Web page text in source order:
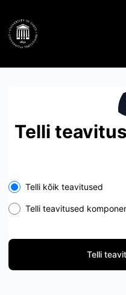
Telli
Telli kõik teavitused
Telli teavitused
Telli